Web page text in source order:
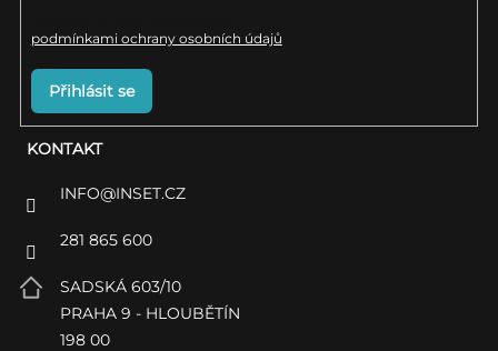
KONTAKT
INFO@INSET.CZ
281 865 600
SADSKÁ 603/10
PRAHA 9 - HLOUBĚTÍN
198 00
podmínkami ochrany osobních údajů
Přihlásit se